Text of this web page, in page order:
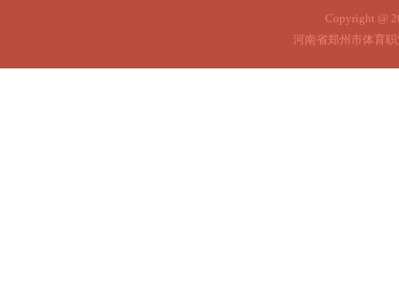
Copyright @
河南省郑州市体育